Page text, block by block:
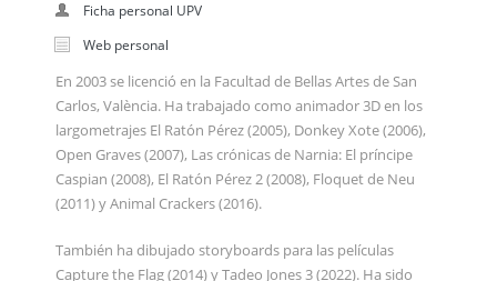
Ficha personal UPV
Web personal
En 2003 se licenció en la Facultad de Bellas Artes de San
Carlos, València. Ha trabajado como animador 3D en los
largometrajes El Ratón Pérez (2005), Donkey Xote (2006),
Open Graves (2007), Las crónicas de Narnia: El príncipe
Caspian (2008), El Ratón Pérez 2 (2008), Floquet de Neu
(2011) y Animal Crackers (2016).
También ha dibujado storyboards para las películas
Capture the Flag (2014) y Tadeo Jones 3 (2022). Ha sido